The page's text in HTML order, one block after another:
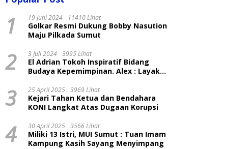
1 19 Juni 2024 11410 Lihat
Golkar Resmi Dukung Bobby Nasution
Maju Pilkada Sumut
2 3 Juli 2024 3995 Lihat
El Adrian Tokoh Inspiratif Bidang
Budaya Kepemimpinan. Alex : Layak
3 25 April 2025 3969 Lihat
Kejari Tahan Ketua dan Bendahara
KONI Langkat Atas Dugaan Korupsi
4 30 April 2025 3566 Lihat
Miliki 13 Istri, MUI Sumut : Tuan Imam
Kampung Kasih Sayang Menyimpang